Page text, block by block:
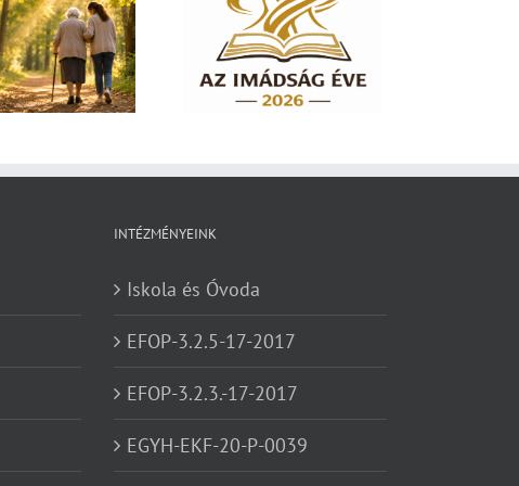
Imádság éve 2026 – El
nem hagylak téged
INTÉZMÉNYEINK
Iskola és Óvoda
EFOP-3.2.5-17-2017
EFOP-3.2.3.-17-2017
EGYH-EKF-20-P-0039